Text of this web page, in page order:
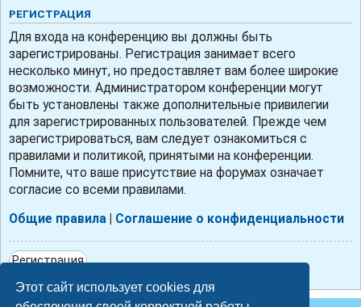
Этот сайт использует cookies для
РЕГИСТРАЦИЯ
Для входа на конференцию вы должны быть
зарегистрированы. Регистрация занимает всего
несколько минут, но предоставляет вам более широкие
возможности. Администратором конференции могут
быть установлены также дополнительные привилегии
для зарегистрированных пользователей. Прежде чем
зарегистрироваться, вам следует ознакомиться с
правилами и политикой, принятыми на конференции.
Помните, что ваше присутствие на форумах означает
согласие со всеми правилами.
Общие правила Соглашение о конфиденциальности
Регистрация